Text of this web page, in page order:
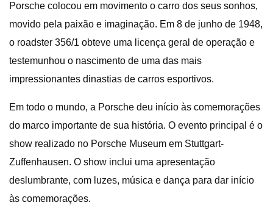
Porsche colocou em movimento o carro dos seus sonhos,
movido pela paixão e imaginação. Em 8 de junho de 1948,
o roadster 356/1 obteve uma licença geral de operação e
testemunhou o nascimento de uma das mais
impressionantes dinastias de carros esportivos.
Em todo o mundo, a Porsche deu início às comemorações
do marco importante de sua história. O evento principal é o
show realizado no Porsche Museum em Stuttgart-
Zuffenhausen. O show inclui uma apresentação
deslumbrante, com luzes, música e dança para dar início
às comemorações.